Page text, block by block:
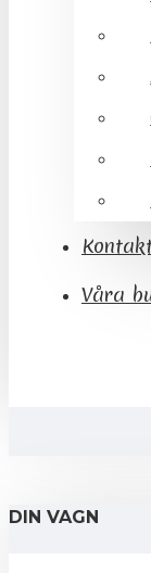
Våra
DIN VAGN